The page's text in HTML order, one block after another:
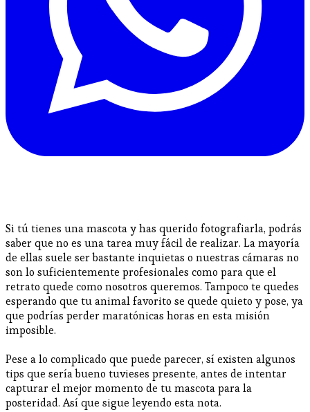
Si tú tienes una mascota y has querido fotografiarla, podrás
saber que no es una tarea muy fácil de realizar. La mayoría
de ellas suele ser bastante inquietas o nuestras cámaras no
son lo suficientemente profesionales como para que el
retrato quede como nosotros queremos. Tampoco te quedes
esperando que tu animal favorito se quede quieto y pose, ya
que podrías perder maratónicas horas en esta misión
imposible.
Pese a lo complicado que puede parecer, sí existen algunos
tips que sería bueno tuvieses presente, antes de intentar
capturar el mejor momento de tu mascota para la
posteridad. Así que sigue leyendo esta nota.